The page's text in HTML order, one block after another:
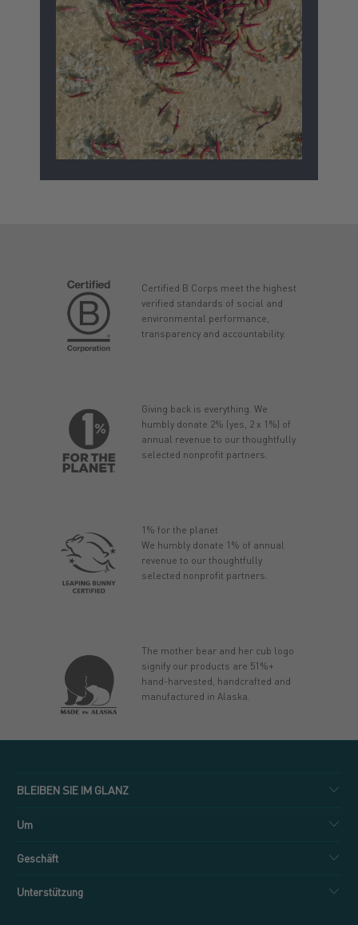
Certified B Corps meet the highest
verified standards of social and
environmental performance,
transparency and accountability.
Giving back is everything. We
humbly donate 2% (yes, 2 x 1%) of
annual revenue to our thoughtfully
selected nonprofit partners.
1% for the planet
We humbly donate 1% of annual
revenue to our thoughtfully
selected nonprofit partners.
The mother bear and her cub logo
signify our products are 51%+
hand-harvested, handcrafted and
manufactured in Alaska.
BLEIBEN SIE IM GLANZ
Um
Geschäft
Unterstützung